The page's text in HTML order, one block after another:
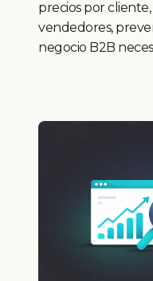
precios por
vendedores,
negocio B2B